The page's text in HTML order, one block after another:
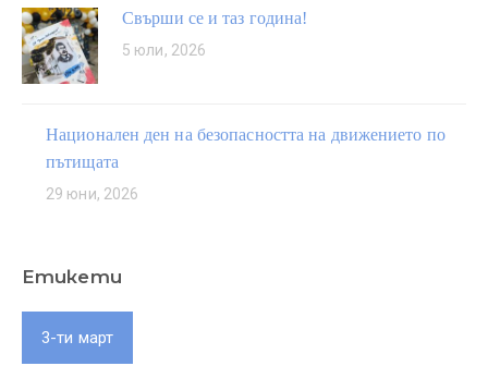
Свърши се и таз година!
5 юли, 2026
Национален ден на безопасността на движението по
пътищата
29 юни, 2026
Етикети
3-ти март